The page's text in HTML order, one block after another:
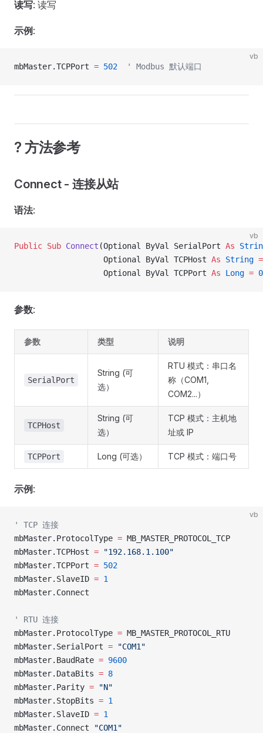
读写: 读写
示例 :
vb
mbMaster.TCPPort = 502
  ' Modbus 默认端口
? 方法参考
Connect - 连接从站
语法:
vb
Public Sub Connect (Optional ByVal SerialPort As
                   Optional ByVal TCPHost
As String =
                   Optional ByVal TCPPort
As Long = 0
参数:
参数 类型 说明
SerialPort
String (可
选）
RTU 模式：串口名
称（COM1,
COM2...）
TCPHost
String (可
选）
TCP 模式：主机地
址或 IP
TCPPort Long (可选） TCP 模式：端口号
示例 :
vb
' TCP 连接
mbMaster.ProtocolType = MB_MASTER_PROTOCOL_TCP
mbMaster.TCPHost = "192.168.1.100"
mbMaster.TCPPort = 502
mbMaster.SlaveID = 1
mbMaster.Connect
' RTU 连接
mbMaster.ProtocolType = MB_MASTER_PROTOCOL_RTU
mbMaster.SerialPort = "COM1"
mbMaster.BaudRate = 9600
mbMaster.DataBits = 8
mbMaster.Parity = "N"
mbMaster.StopBits = 1
mbMaster.SlaveID = 1
mbMaster.Connect
"COM1"